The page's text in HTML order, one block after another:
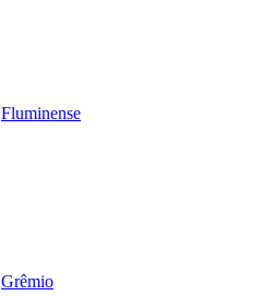
Fluminense
Grêmio